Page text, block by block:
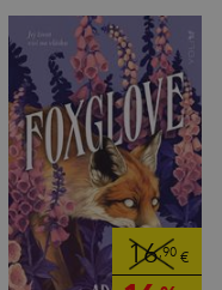
16,90€